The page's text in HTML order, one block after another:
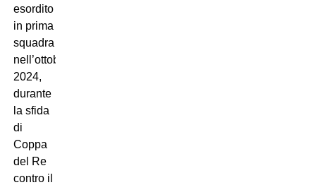
esordito
in prima
squadra
nell’ottobre
2024,
durante
la sfida
di
Coppa
del Re
contro il